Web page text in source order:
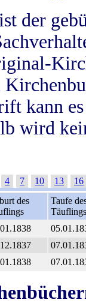
der
kann
wird
4 7 10 13
16
des
Taufe
Täuflings